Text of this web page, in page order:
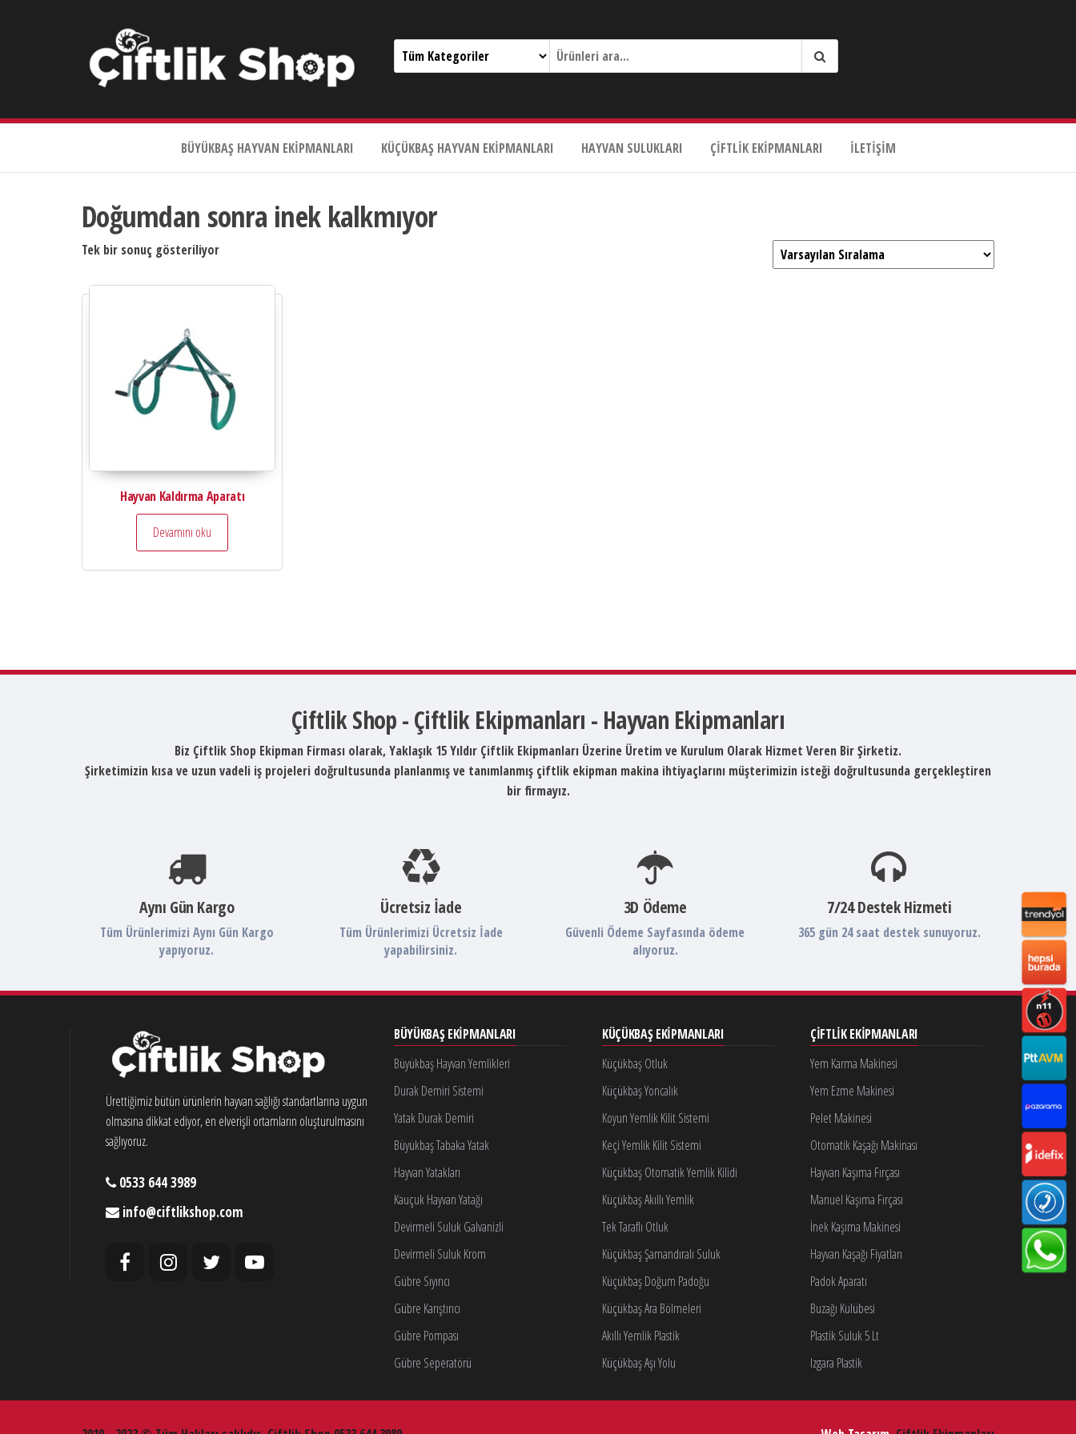
Shop
3989
BÜYÜKBAŞ HAYVAN EKIPMANLARI KÜÇÜKBAŞ HAYVAN EKIPMANLARI HAYVAN SULUKLARI ÇIFTLIK EKIPMANLARI İLETIŞIM
Doğumdan sonra inek kalkmıyor
Tek bir sonuç gösteriliyor
Hayvan Kaldırma Aparatı
Devamını oku
Çiftlik Shop - Çiftlik Ekipmanları - Hayvan Ekipmanları
Biz Çiftlik Shop Ekipman Firması olarak, Yaklaşık 15 Yıldır Çiftlik Ekipmanları Üzerine Üretim ve Kurulum Olarak Hizmet Veren Bir Şirketiz.
Şirketimizin kısa ve uzun vadeli iş projeleri doğrultusunda planlanmış ve tanımlanmış çiftlik ekipman makina ihtiyaçlarını müşterimizin isteği doğrultusunda gerçekleştiren
bir firmayız.
Aynı Gün Kargo
Tüm Ürünlerimizi Aynı Gün Kargo
yapıyoruz.
Ücretsiz İade
Tüm Ürünlerimizi Ücretsiz İade
yapabilirsiniz.
3D Ödeme
Güvenli Ödeme Sayfasında ödeme
alıyoruz.
7/24 Destek Hizmeti
365 gün 24 saat destek sunuyoruz.
Ürettiğimiz bütün ürünlerin hayvan sağlığı standartlarına uygun
olmasına dikkat ediyor, en elverişli ortamların oluşturulmasını
sağlıyoruz.
0533 644 3989
info@ciftlikshop.com
BÜYÜKBAŞ EKIPMANLARI
Büyükbaş Hayvan Yemlikleri
Durak Demiri Sistemi
Yatak Durak Demiri
Büyükbaş Tabaka Yatak
Hayvan Yatakları
Kauçuk Hayvan Yatağı
Devirmeli Suluk Galvanizli
Devirmeli Suluk Krom
Gübre Sıyırıcı
Gübre Karıştırıcı
Gübre Pompası
Gübre Seperatörü
KÜÇÜKBAŞ EKIPMANLARI
Küçükbaş Otluk
Küçükbaş Yoncalık
Koyun Yemlik Kilit Sistemi
Keçi Yemlik Kilit Sistemi
Küçükbaş Otomatik Yemlik Kilidi
Küçükbaş Akıllı Yemlik
Tek Taraflı Otluk
Küçükbaş Şamandıralı Suluk
Küçükbaş Doğum Padoğu
Küçükbaş Ara Bölmeleri
Akıllı Yemlik Plastik
Küçükbaş Aşı Yolu
ÇIFTLIK EKIPMANLARI
Yem Karma Makinesi
Yem Ezme Makinesi
Pelet Makinesi
Otomatik Kaşağı Makinası
Hayvan Kaşıma Fırçası
Manuel Kaşıma Fırçası
İnek Kaşıma Makinesi
Hayvan Kaşağı Fiyatları
Padok Aparatı
Buzağı Kulübesi
Plastik Suluk 5 Lt
Izgara Plastik